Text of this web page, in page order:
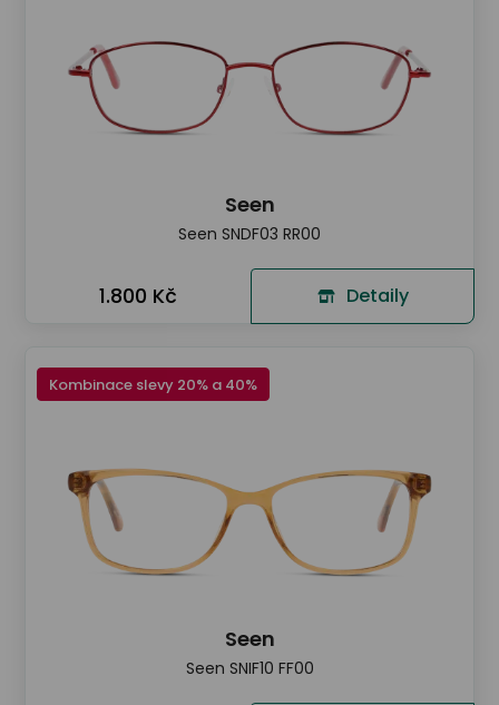
Seen
Seen SNDF03 RR00
1.800 Kč Detaily
Kombinace slevy 20% a 40%
Seen
Seen SNIF10 FF00